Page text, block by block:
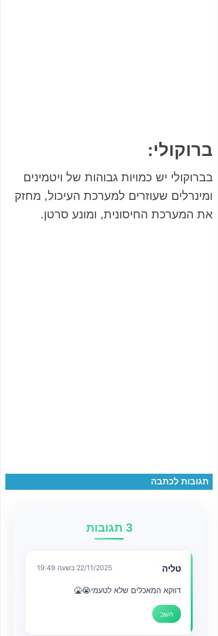
ברוקולי:
בברוקולי יש כמויות גבוהות של ויטמינים
ומינרלים שעוזרים למערכת העיכול, מחזק
את המערכת החיסונית, ומונע סרטן.
תגובות לכתבה
3 תגובות
טליה 22/11/2025 בשעה 19:49
דווקא המאכלים שלא לטעמי😭🤮
השב